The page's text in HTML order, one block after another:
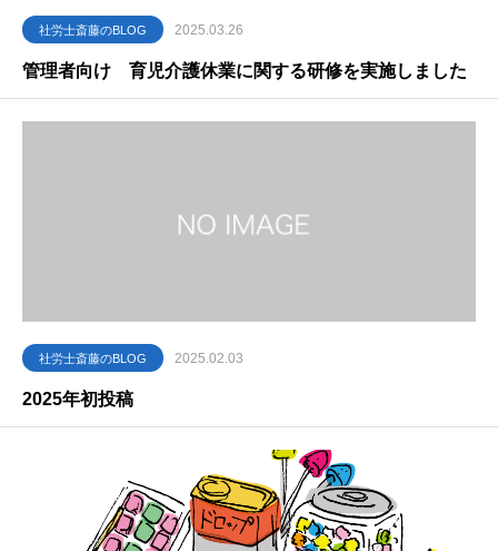
社労士斎藤のBLOG 2025.03.26
管理者向け 育児介護休業に関する研修を実施しました
社労士斎藤のBLOG 2025.02.03
2025年初投稿